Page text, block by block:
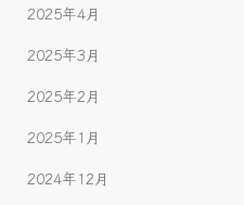
2025年4月
2025年3月
2025年2月
2025年1月
2024年12月